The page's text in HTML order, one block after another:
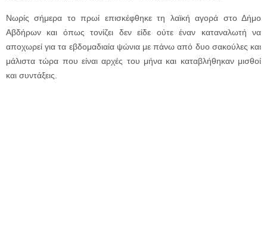
Νωρίς σήμερα το πρωί επισκέφθηκε τη λαϊκή αγορά στο Δήμο
Αβδήρων και όπως τονίζει δεν είδε ούτε έναν καταναλωτή να
αποχωρεί για τα εβδομαδιαία ψώνια με πάνω από δυο σακούλες και
μάλιστα τώρα που είναι αρχές του μήνα και καταβλήθηκαν μισθοί
και συντάξεις.